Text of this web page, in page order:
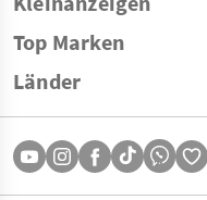
Top Marken
Länder